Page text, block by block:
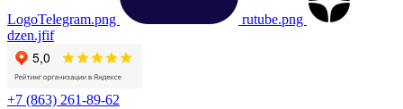
LogoTelegram.png
rutube.png
dzen.jfif
+7 (863) 261-89-62